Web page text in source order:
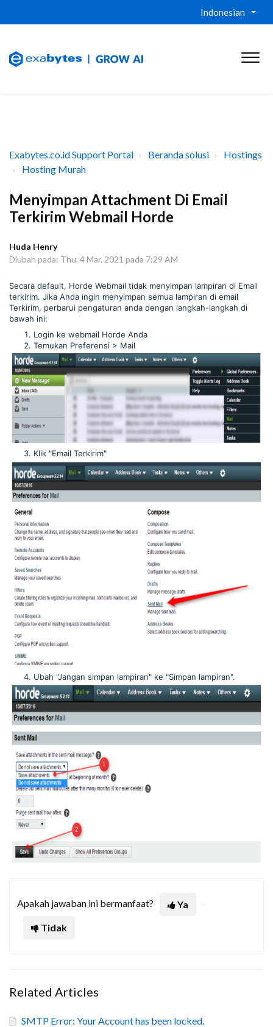
Indonesian
Exabytes.co.id Support Portal Beranda solusi
Hostings
Hosting Murah
Menyimpan Attachment Di Email
Terkirim Webmail Horde
Huda Henry
Diubah pada: Thu, 4 Mar, 2021 pada 7:29 AM
Secara default, Horde Webmail tidak menyimpan lampiran di Email
terkirim. Jika Anda ingin menyimpan semua lampiran di email
Terkirim, perbarui pengaturan anda dengan langkah-langkah di
bawah ini:
Login ke webmail Horde Anda
Temukan Preferensi > Mail
Klik "Email Terkirim"
Ubah "Jangan simpan lampiran" ke "Simpan lampiran".
Apakah jawaban ini bermanfaat?
Ya
Tidak
Related Articles
SMTP Error: Your Account has been locked.